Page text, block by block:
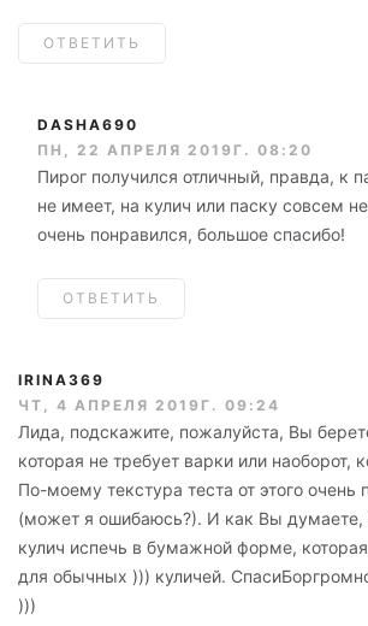
ОТВЕТИТЬ
DASHA690
ПН, 22 АПРЕЛЯ 2019Г. 08:20
Пирог получился отличный, правда, к
не имеет, на кулич или паску совсем
очень понравился, большое спасибо!
ОТВЕТИТЬ
IRINA369
ЧТ, 4 АПРЕЛЯ 2019Г. 09:24
Лида, подскажите, пожалуйста, Вы
которая не требует варки или наоборот,
По-моему текстура теста от этого очень
(может я ошибаюсь?). И как Вы думаете,
кулич испечь в бумажной форме,
для обычных ))) куличей.
)))